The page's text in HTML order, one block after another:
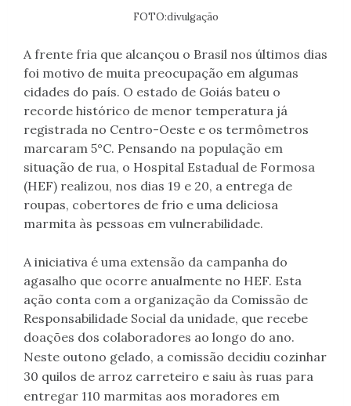
FOTO:divulgação
A frente fria que alcançou o Brasil nos últimos dias
foi motivo de muita preocupação em algumas
cidades do país. O estado de Goiás bateu o
recorde histórico de menor temperatura já
registrada no Centro-Oeste e os termômetros
marcaram 5°C. Pensando na população em
situação de rua, o Hospital Estadual de Formosa
(HEF) realizou, nos dias 19 e 20, a entrega de
roupas, cobertores de frio e uma deliciosa
marmita às pessoas em vulnerabilidade.
A iniciativa é uma extensão da campanha do
agasalho que ocorre anualmente no HEF. Esta
ação conta com a organização da Comissão de
Responsabilidade Social da unidade, que recebe
doações dos colaboradores ao longo do ano.
Neste outono gelado, a comissão decidiu cozinhar
30 quilos de arroz carreteiro e saiu às ruas para
entregar 110 marmitas aos moradores em